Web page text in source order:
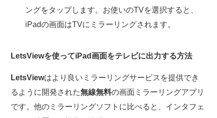
ングをタップします。お使いのTVを選択すると、
iPadの画面はTVにミラーリングされます。
LetsViewを使ってiPad画面をテレビに出力する方法
LetsViewはより良いミラーリングサービスを提供でき
るように開発された無線無料の画面ミラーリングアプリ
です。他のミラーリングソフトに比べると、インタフェ